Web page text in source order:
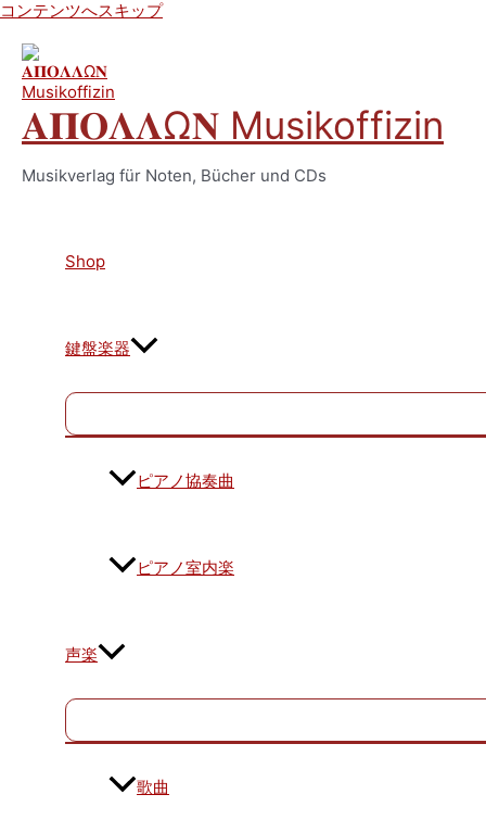
コンテンツへスキップ
𝚨𝚷𝚶𝚲𝚲Ω𝚴 Musikoffizin
Musikverlag für Noten, Bücher und CDs
Shop
鍵盤楽器
ピアノ協奏曲
ピアノ室内楽
声楽
歌曲